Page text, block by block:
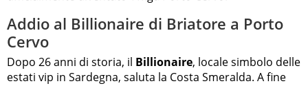
Addio al Billionaire di Briatore a Porto
Cervo
Dopo 26 anni di storia, il Billionaire, locale simbolo delle
estati vip in Sardegna, saluta la Costa Smeralda. A fine